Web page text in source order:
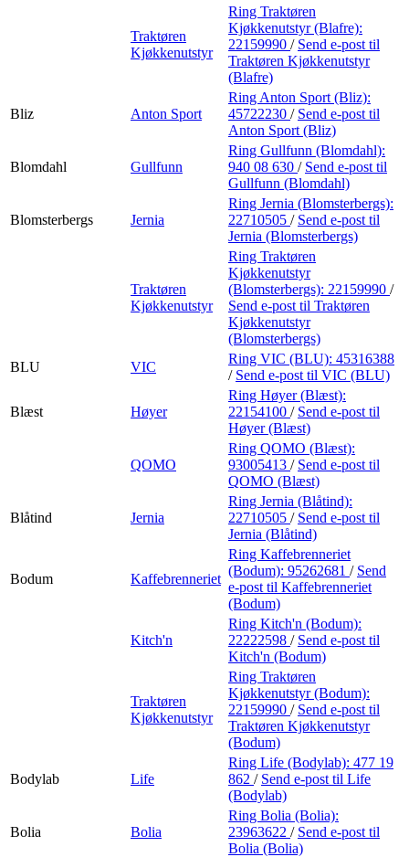
Traktøren
Kjøkkenutstyr
Ring Traktøren
Kjøkkenutstyr (Blafre):
22159990 / Send e-post til
Traktøren Kjøkkenutstyr
(Blafre)
Bliz Anton Sport
Ring Anton Sport (Bliz):
45722230 / Send e-post til
Anton Sport (Bliz)
Blomdahl Gullfunn
Ring Gullfunn (Blomdahl):
940 08 630 / Send e-post til
Gullfunn (Blomdahl)
Blomsterbergs Jernia
Ring Jernia (Blomsterbergs):
22710505 / Send e-post til
Jernia (Blomsterbergs)
Traktøren
Kjøkkenutstyr
Ring Traktøren
Kjøkkenutstyr
(Blomsterbergs): 22159990 /
Send e-post til Traktøren
Kjøkkenutstyr
(Blomsterbergs)
BLU
VIC
Ring VIC (BLU): 45316388
/ Send e-post til VIC (BLU)
Blæst Høyer
Ring Høyer (Blæst):
22154100 / Send e-post til
Høyer (Blæst)
QOMO
Ring QOMO (Blæst):
93005413 / Send e-post til
QOMO (Blæst)
Blåtind Jernia
Ring Jernia (Blåtind):
22710505 / Send e-post til
Jernia (Blåtind)
Bodum Kaffebrenneriet
Ring Kaffebrenneriet
(Bodum): 95262681 / Send
e-post til Kaffebrenneriet
(Bodum)
Kitch'n
Ring Kitch'n (Bodum):
22222598 / Send e-post til
Kitch'n (Bodum)
Traktøren
Kjøkkenutstyr
Ring Traktøren
Kjøkkenutstyr (Bodum):
22159990 / Send e-post til
Traktøren Kjøkkenutstyr
(Bodum)
Bodylab Life
Ring Life (Bodylab): 477 19
862 / Send e-post til Life
(Bodylab)
Bolia Bolia
Ring Bolia (Bolia):
23963622 / Send e-post til
Bolia (Bolia)